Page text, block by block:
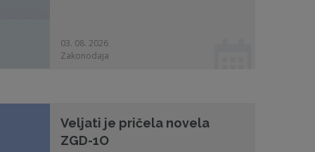
03. 08. 2026
Zakonodaja
Veljati je pričela novela
ZGD-1O